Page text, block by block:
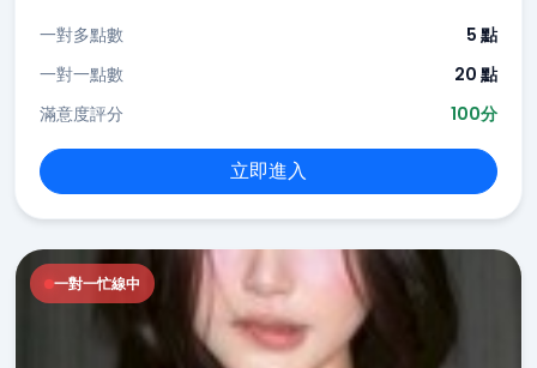
一對多點數
5 點
一對一點數
20 點
滿意度評分
100分
立即進入
一對一忙線中